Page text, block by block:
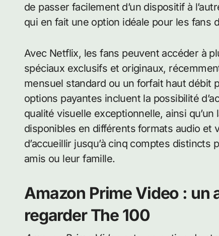
de passer facilement d’un dispositif à
qui en fait une option idéale pour les fans
Avec Netflix, les fans peuvent accéder à
spéciaux exclusifs et originaux,
mensuel standard ou un forfait haut débit
options payantes incluent la possibilité
qualité visuelle exceptionnelle, ainsi
disponibles en différents formats audio et
d’accueillir jusqu’à cinq comptes
amis ou leur famille.
Amazon Prime Video :
regarder The 100